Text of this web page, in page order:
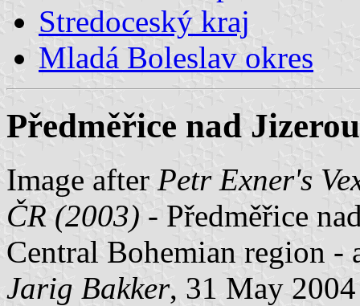
Stredoceský kraj
Mladá Boleslav okres
Předměřice nad
Image after Petr Exner's
ČR (2003) - Předměřice
Central Bohemian region -
Jarig Bakker, 31 May 2004